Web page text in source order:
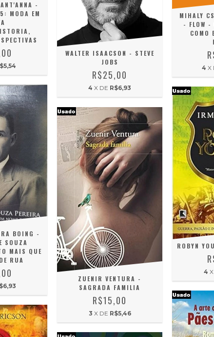
-
MODA EM
WALTER ISAACSON - STEVE
JOBS
R$25,00
4 X DE R$6,93
MIHALY
- FLOW -
COMO
4 X
BOING -
SOUZA
MAIS QUE
RUA
ZUENIR VENTURA -
SAGRADA FAMILIA
R$15,00
3 X DE R$5,46
ROBYN
4